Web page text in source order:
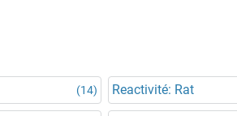
(14) Reactivité: Rat